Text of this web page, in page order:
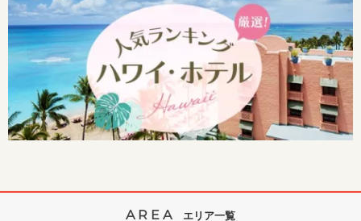
AREA エリア一覧